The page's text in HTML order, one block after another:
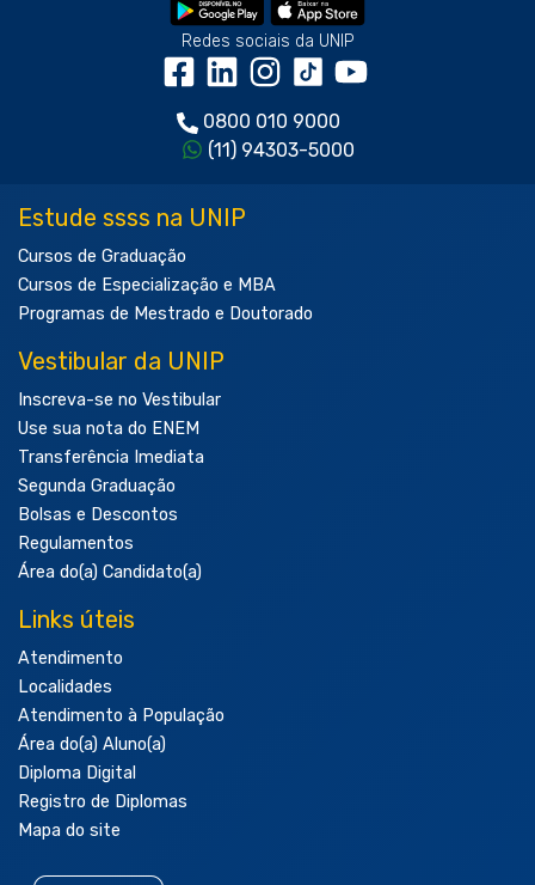
Redes sociais da UNIP
0800 010 9000
(11) 94303-5000
Estude ssss na UNIP
Cursos de Graduação
Cursos de Especialização e MBA
Programas de Mestrado e Doutorado
Vestibular da UNIP
Inscreva-se no Vestibular
Use sua nota do ENEM
Transferência Imediata
Segunda Graduação
Bolsas e Descontos
Regulamentos
Área do(a) Candidato(a)
Links úteis
Atendimento
Localidades
Atendimento à População
Área do(a) Aluno(a)
Diploma Digital
Registro de Diplomas
Mapa do site